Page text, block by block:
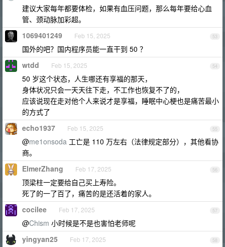
建议大家每年都要体检，如果有血压问题，那么每年要给心血
管、颈动脉加彩超。
53
1069401249 Feb 15, 2025
国外的吧？国内程序员能一直干到 50 ？
54
wtdd Feb 15, 2025
50 岁这个状态，人生哪还有享福的那天，
身体状况只会一天天往下走，不工作也恢复不了的，
应该说现在走对他个人来说才是享福，睡眠中心梗也是痛苦最小
的方式了
55
echo1937 Feb 15, 2025
@me1onsoda 工亡是 110 万左右（法律规定部分），其他看协
商。
56
ElmerZhang Feb 17, 2025
顶梁柱一定要给自己买上寿险。
死了的一了百了，痛苦的是还活着的家人。
57
cocilee Feb 17, 2025
@Chism 小时候是不是也害怕老师呢
58
yingyan25 Feb 17, 2025